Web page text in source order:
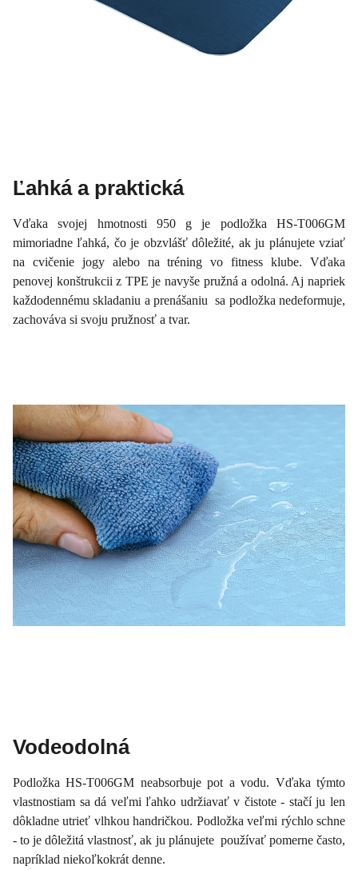
Ľahká a praktická
Vďaka svojej hmotnosti 950 g je podložka HS-T006GM
mimoriadne ľahká, čo je obzvlášť dôležité, ak ju plánujete vziať
na cvičenie jogy alebo na tréning vo fitness klube. Vďaka
penovej konštrukcii z TPE je navyše pružná a odolná. Aj napriek
každodennému skladaniu a prenášaniu sa podložka nedeformuje,
zachováva si svoju pružnosť a tvar.
Vodeodolná
Podložka HS-T006GM neabsorbuje pot a vodu. Vďaka týmto
vlastnostiam sa dá veľmi ľahko udržiavať v čistote - stačí ju len
dôkladne utrieť vlhkou handričkou. Podložka veľmi rýchlo schne
- to je dôležitá vlastnosť, ak ju plánujete používať pomerne často,
napríklad niekoľkokrát denne.